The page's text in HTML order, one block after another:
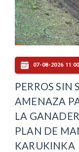
07-08-2026 11:00
PERROS SIN
AMENAZA
LA
PLAN DE
KARUKINKA